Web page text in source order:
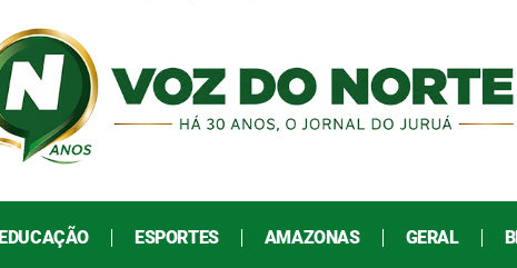
EDUCAÇÃO ESPORTES AMAZONAS GERAL